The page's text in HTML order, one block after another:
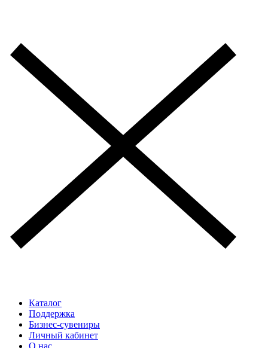
Каталог
Поддержка
Бизнес-сувениры
Личный кабинет
О нас